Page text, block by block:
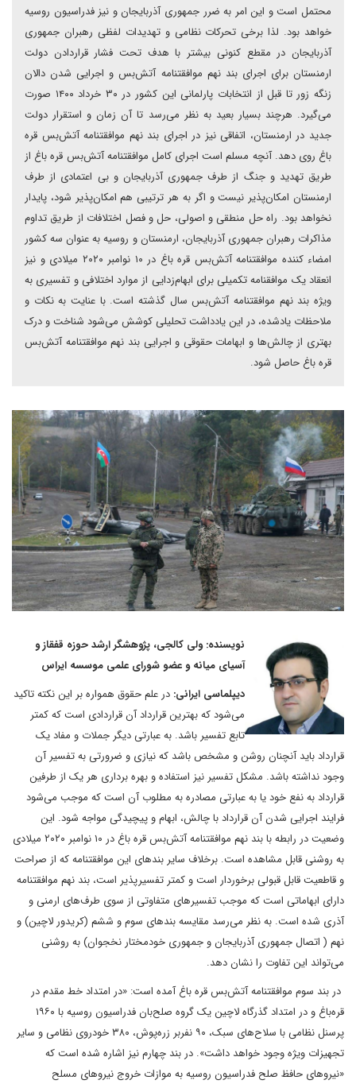
محتمل است و این امر به ضرر جمهوری آذربایجان و نیز فدراسیون روسیه
خواهد بود. لذا برخی تحرکات نظامی و تهدیدات لفظی رهبران جمهوری
آذربایجان در مقطع کنونی بیشتر با هدف تحت فشار قراردادن دولت
ارمنستان برای اجرای بند نهم موافقتنامه ‌‌آتش‌بس و اجرایی شدن دالان
زنگه زور تا قبل از انتخابات پارلمانی این کشور در ۳۰ خرداد ۱۴۰۰ صورت
می‌گیرد. هرچند بسیار بعید به نظر می‌رسد تا آن زمان و استقرار دولت
جدید در ارمنستان، اتفاقی نیز در اجرای بند نهم موافقتنامه ‌‌آتش‌بس قره
باغ روی دهد. آنچه مسلم است اجرای کامل موافقتنامه ‌‌آتش‌بس قره باغ از
طریق تهدید و جنگ از طرف جمهوری آذربایجان و بی اعتمادی از طرف
ارمنستان امکان‌پذیر نیست و اگر به هر ترتیبی هم امکان‌پذیر شود، پایدار
نخواهد بود. راه حل منطقی و اصولی، حل و فصل اختلافات از طریق تداوم
مذاکرات رهبران جمهوری آذربایجان، ارمنستان و روسیه به عنوان سه کشور
امضاء کننده موافقتنامه ‌‌آتش‌بس قره باغ در ۱۰ نوامبر ۲۰۲۰ میلادی و نیز
انعقاد یک موافقنامه تکمیلی برای ابهام‌زدایی از موارد اختلافی و تفسیری به
ویژه بند نهم موافقتنامه ‌‌آتش‌بس سال گذشته است. با عنایت به نکات و
ملاحظات یادشده، در این یادداشت تحلیلی کوشش می‌شود شناخت و درک
بهتری از چالش‌ها و ابهامات حقوقی و اجرایی بند نهم موافقتنامه ‌‌آتش‌بس
قره باغ حاصل شود.‌‌
نویسنده: ولی کالجی، پژوهشگر ارشد حوزه قفقاز و
آسیای میانه و عضو شورای علمی موسسه ایراس
دیپلماسی ایرانی: در علم حقوق همواره بر این نکته تاکید
می‌شود که بهترین قرارداد آن قراردادی است که کمتر
تابع تفسیر باشد. به عبارتی دیگر جملات و مفاد یک
قرارداد باید آنچنان روشن و مشخص باشد که نیازی و ضرورتی به تفسیر آن
وجود نداشته باشد. مشکل تفسیر نیز استفاده و بهره برداری هر یک از طرفین
قرارداد به نفع خود یا به عبارتی مصادره به مطلوب آن است که موجب می‌شود
فرایند اجرایی شدن آن قرارداد با چالش، ابهام و پیچیدگی مواجه شود. این
وضعیت در رابطه با بند نهم موافقتنامه ‌‌آتش‌بس قره باغ در ۱۰ نوامبر ۲۰۲۰ میلادی
به روشنی قابل مشاهده است. برخلاف سایر بندهای این موافقتنامه که از صراحت
و قاطعیت قابل قبولی برخوردار است و کمتر تفسیرپذیر است، بند نهم موافقتنامه
دارای ابهاماتی است که موجب تفسیرهای متفاوتی از سوی طرف‌های ارمنی و
آذری شده است. به نظر می‌رسد مقایسه بندهای سوم و ششم (کریدور لاچین) و
نهم ( اتصال جمهوری آذربایجان و جمهوری خودمختار نخجوان) به روشنی
می‌تواند این تفاوت را نشان دهد.‌‌
‌‌‌‌ در بند سوم موافقتنامه ‌‌آتش‌بس قره باغ آمده است: «در امتداد خط مقدم در
قره‌باغ و در امتداد گذرگاه لاچین یک گروه صلح‌بان فدراسیون روسیه با ۱۹۶۰
پرسنل نظامی با سلاح‌های سبک، ۹۰ نفربر زره‌پوش، ۳۸۰ خودروی نظامی و سایر
تجهیزات ویژه وجود خواهد داشت». در بند چهارم نیز اشاره شده است که
«نیروهای حافظ صلح فدراسیون روسیه به موازات خروج نیروهای مسلح